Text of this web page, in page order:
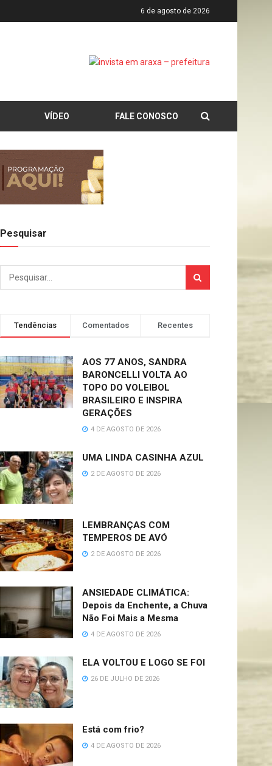
6 de agosto de 2026
VÍDEO FALE CONOSCO
Pesquisar
Tendências Comentados Recentes
AOS 77 ANOS, SANDRA
BARONCELLI VOLTA AO
TOPO DO VOLEIBOL
BRASILEIRO E INSPIRA
GERAÇÕES
4 DE AGOSTO DE 2026
UMA LINDA CASINHA AZUL
2 DE AGOSTO DE 2026
LEMBRANÇAS COM
TEMPEROS DE AVÓ
2 DE AGOSTO DE 2026
ANSIEDADE CLIMÁTICA:
Depois da Enchente, a Chuva
Não Foi Mais a Mesma
4 DE AGOSTO DE 2026
ELA VOLTOU E LOGO SE FOI
26 DE JULHO DE 2026
Está com frio?
4 DE AGOSTO DE 2026